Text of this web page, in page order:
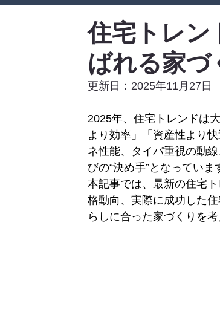
住宅トレン
ばれる家づ
更新日：2025年11月27日
2025年、住宅トレンドは
より効率」「資産性より
ネ性能、タイパ重視の動
びの“決め手”となっていま
本記事では、最新の住宅
格動向、実際に成功した
らしに合った家づくりを